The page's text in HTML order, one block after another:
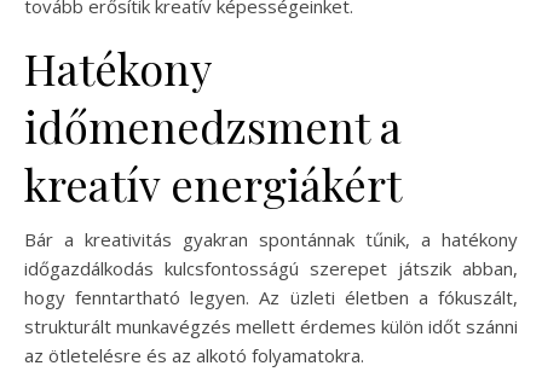
tovább erősítik kreatív képességeinket.
Hatékony
időmenedzsment a
kreatív energiákért
Bár a kreativitás gyakran spontánnak tűnik, a hatékony
időgazdálkodás kulcsfontosságú szerepet játszik abban,
hogy fenntartható legyen. Az üzleti életben a fókuszált,
strukturált munkavégzés mellett érdemes külön időt szánni
az ötletelésre és az alkotó folyamatokra.